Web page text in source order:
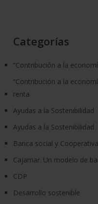
Categorías
“Contribución a la
“Contribución a la
renta
Ayudas a la Sostenibilidad
Ayudas a la Sostenibilidad
Banca social y Cooperativa
Cajamar. Un modelo de
CDP
Desarrollo sostenible